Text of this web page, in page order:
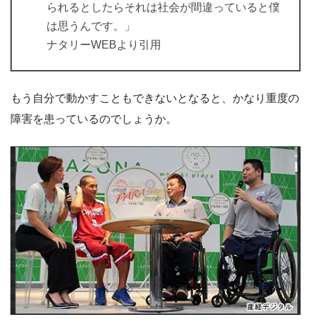
られるとしたらそれは社会が間違っていると僕
は思うんです。」
ナタリーWEBより引用
もう自分で動かすこともできないとなると、かなり重度の
障害を患っているのでしょうか。